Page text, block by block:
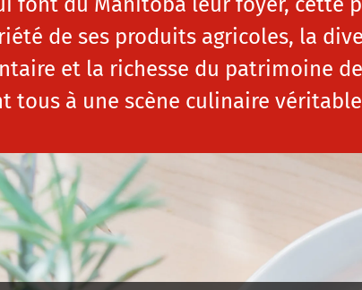
de ses produits agricoles, la
et la richesse du patrimoine
tous à une scène culinaire